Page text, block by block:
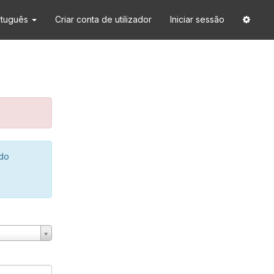
Criar conta de utilizador Iniciar sessão